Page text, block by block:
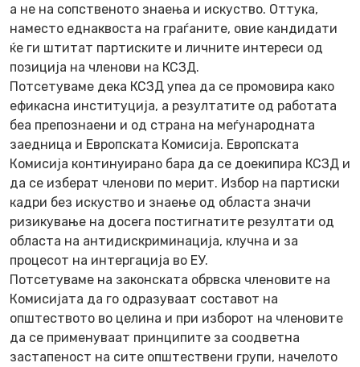
а не на сопственото знаења и искуство. Оттука,
наместо еднаквоста на граѓаните, овие кандидати
ќе ги штитат партиските и личните интереси од
позиција на членови на КСЗД.
Потсетуваме дека КСЗД упеа да се промовира како
ефикасна институција, а резултатите од работата
беа препознаени и од страна на меѓународната
заедница и Европската Комисија. Европската
Комисија континуирано бара да се доекипира КСЗД и
да се изберат членови по мерит. Избор на партиски
кадри без искуство и знаење од областа значи
ризикување на досега постигнатите резултати од
областа на антидискриминација, клучна и за
процесот на интергација во ЕУ.
Потсетуваме на законската обрвска членовите на
Комисијата да го одразуваат составот на
општеството во целина и при изборот на членовите
да се применуваат принципите за соодветна
застапеност на сите општествени групи, начелото